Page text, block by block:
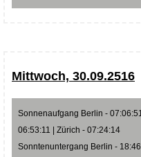
Mittwoch, 30.09.2516
Sonnenaufgang Berlin -
06:53:11 | Zürich - 07:24:14
Sonntenuntergang Berlin -